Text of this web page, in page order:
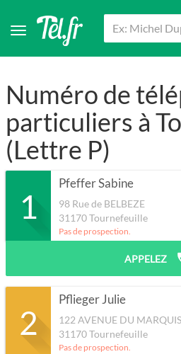
Numéro de
particuliers à
(Lettre P)
1
Pfeffer Sabine
98 Rue de BELBEZE
31170Tournefeuille
Pas de prospection.
APPELEZ
2
Pflieger Julie
122 AVENUE DU
31170Tournefeuille
Pas de prospection.